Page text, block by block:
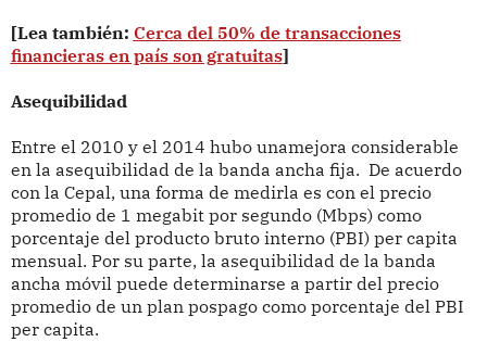
[Lea también: Cerca del 50% de transacciones
financieras en país son gratuitas]
Asequibilidad
Entre el 2010 y el 2014 hubo unamejora considerable
en la asequibilidad de la banda ancha fija. De acuerdo
con la Cepal, una forma de medirla es con el precio
promedio de 1 megabit por segundo (Mbps) como
porcentaje del producto bruto interno (PBI) per capita
mensual. Por su parte, la asequibilidad de la banda
ancha móvil puede determinarse a partir del precio
promedio de un plan pospago como porcentaje del PBI
per capita.